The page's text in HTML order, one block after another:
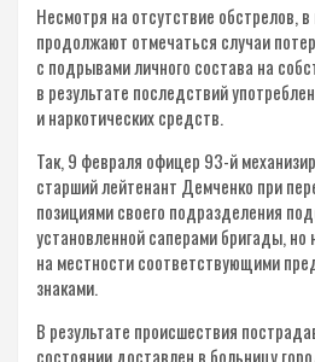
Несмотря на отсутствие обстрелов,
продолжают отмечаться случаи
с подрывами личного состава на
в результате последствий
и наркотических средств.
Так, 9 февраля офицер 93-й
старший лейтенант Демченко при
позициями своего подразделения
установленной саперами бригады, но
на местности соответствующими
знаками.
В результате происшествия
состоянии доставлен в больницу